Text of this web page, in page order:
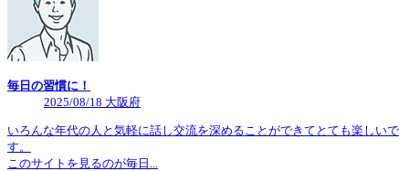
毎日の習慣に！
2025/08/18 大阪府
いろんな年代の人と気軽に話し交流を深めることができてとても楽しいで
す。
このサイトを見るのが毎日...